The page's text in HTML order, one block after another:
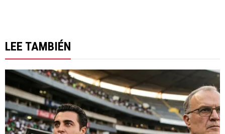
LEE TAMBIÉN